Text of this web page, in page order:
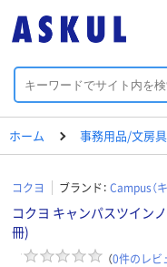
ホーム 事務用品/文房具
コクヨ ブランド： Campus（
コクヨ キャンパスツイン
冊)
（0件のレビ